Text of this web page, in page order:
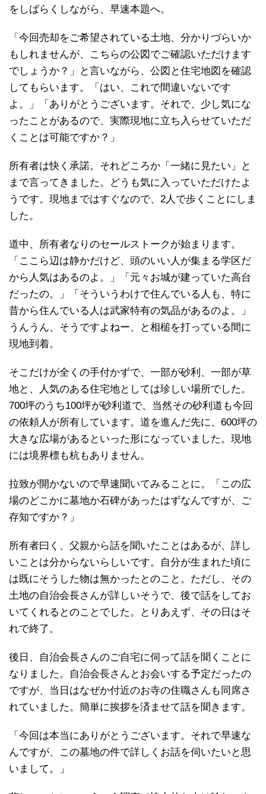
をしばらくしながら、早速本題へ。
「今回売却をご希望されている土地、分かりづらいか
もしれませんが、こちらの公図でご確認いただけます
でしょうか？」と言いながら、公図と住宅地図を確認
してもらいます。「はい、これで間違いないです
よ。」「ありがとうございます。それで、少し気にな
ったことがあるので、実際現地に立ち入らせていただ
くことは可能ですか？」
所有者は快く承諾。それどころか「一緒に見たい」と
まで言ってきました。どうも気に入っていただけたよ
うです。現地まではすぐなので、2人で歩くことにしま
した。
道中、所有者なりのセールストークが始まります。
「ここら辺は静かだけど、頭のいい人が集まる学区だ
から人気はあるのよ。」「元々お城が建っていた高台
だったの。」「そういうわけで住んでいる人も、特に
昔から住んでいる人は武家特有の気品があるのよ。」
うんうん、そうですよねー、と相槌を打っている間に
現地到着。
そこだけが全くの手付かずで、一部が砂利、一部が草
地と、人気のある住宅地としては珍しい場所でした。
700坪のうち100坪が砂利道で、当然その砂利道も今回
の依頼人が所有しています。道を進んだ先に、600坪の
大きな広場があるといった形になっていました。現地
には境界標も杭もありません。
拉致が開かないので早速聞いてみることに。「この広
場のどこかに墓地か石碑があったはずなんですが、ご
存知ですか？」
所有者曰く、父親から話を聞いたことはあるが、詳し
いことは分からないらしいです。自分が生まれた頃に
は既にそうした物は無かったとのこと。ただし、その
土地の自治会長さんが詳しいそうで、後で話をしてお
いてくれるとのことでした。とりあえず、その日はそ
れで終了。
後日、自治会長さんのご自宅に伺って話を聞くことに
なりました。自治会長さんとお会いする予定だったの
ですが、当日はなぜか付近のお寺の住職さんも同席さ
れていました。簡単に挨拶を済ませて話を聞きます。
「今回は本当にありがとうございます。それで早速な
んですが、この墓地の件で詳しくお話を伺いたいと思
いまして。」